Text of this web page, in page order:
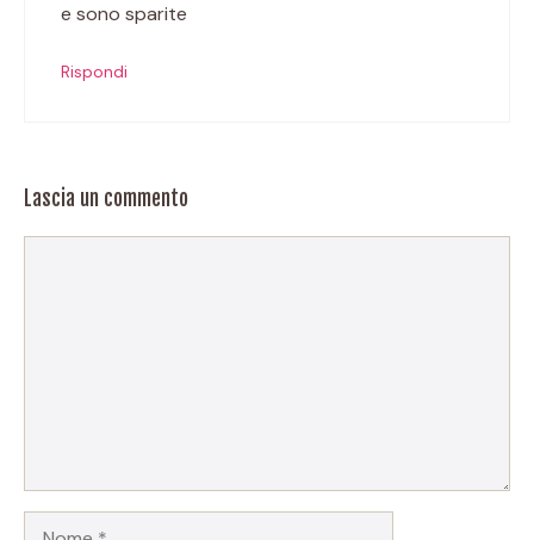
e sono sparite
Rispondi
Lascia un commento